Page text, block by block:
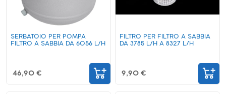
SERBATOIO PER POMPA
FILTRO A SABBIA DA 6056 L/H
46,90 €
FILTRO PER FILTRO A SABBIA
DA 3785 L/H A 8327 L/H
9,90 €